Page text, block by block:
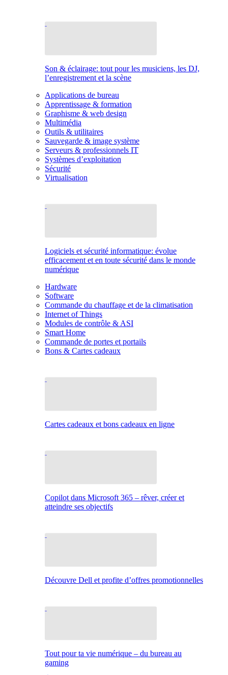
Son & éclairage: tout pour les musiciens, les DJ,
l’enregistrement et la scène
Applications de bureau
Apprentissage & formation
Graphisme & web design
Multimédia
Outils & utilitaires
Sauvegarde & image système
Serveurs & professionnels IT
Systèmes d’exploitation
Sécurité
Virtualisation
Logiciels et sécurité informatique: évolue
efficacement et en toute sécurité dans le monde
numérique
Hardware
Software
Commande du chauffage et de la climatisation
Internet of Things
Modules de contrôle & ASI
Smart Home
Commande de portes et portails
Bons & Cartes cadeaux
Cartes cadeaux et bons cadeaux en ligne
Copilot dans Microsoft 365 – rêver, créer et
atteindre ses objectifs
Découvre Dell et profite d’offres promotionnelles
Tout pour ta vie numérique – du bureau au
gaming